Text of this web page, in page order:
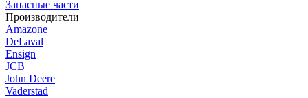
Запасные части
Производители
Amazone
DeLaval
Ensign
JCB
John Deere
Vaderstad